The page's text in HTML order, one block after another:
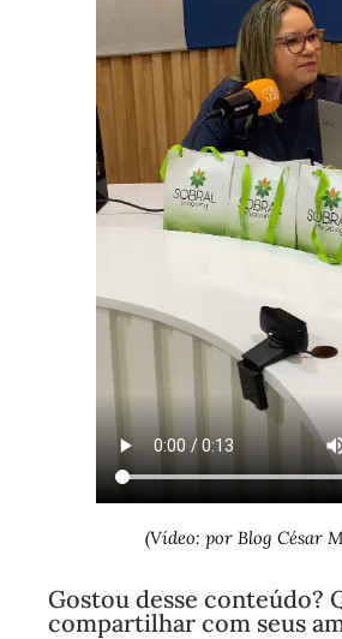
(Vídeo: por Blog César
Gostou desse conteúdo?
compartilhar com seus